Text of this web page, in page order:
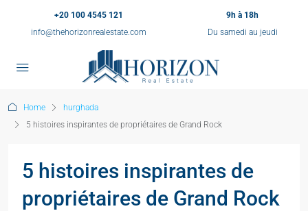
+20 100 4545 121
info@thehorizonrealestate.com
9h à 18h
Du samedi au jeudi
Home
hurghada
5 histoires inspirantes de propriétaires de Grand Rock
5 histoires inspirantes de
propriétaires de Grand Rock